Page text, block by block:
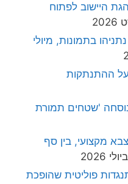
היישוב לפתוח
בתמונות, מיולי
ההתנתקות
'שטחים תמורת
מקצועי, בין סף
פוליטית שהופכת